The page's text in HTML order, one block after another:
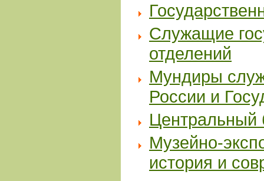
Служащие
отделений
Мундиры
России и
Центральный
Музейно-
история и